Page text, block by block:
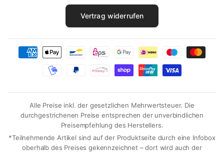
Vertrag widerrufen
Alle Preise inkl. der gesetzlichen Mehrwertsteuer. Die
durchgestrichenen Preise entsprechen der unverbindlichen
Preisempfehlung des Herstellers.
*Teilnehmende Artikel sind auf der Produktseite durch eine Infobox
oberhalb des Preises gekennzeichnet – dort wird auch der